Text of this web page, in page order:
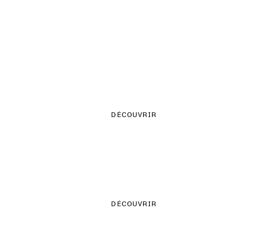
DÉCOUVRIR
DÉCOUVRIR